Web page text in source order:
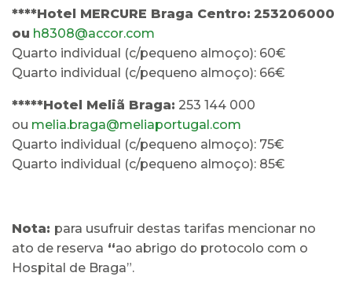
****Hotel MERCURE Braga Centro: 253206000
ou h8308@accor.com
Quarto individual (c/pequeno almoço): 60€
Quarto individual (c/pequeno almoço): 66€
*****Hotel Meliã Braga: 253 144 000
ou melia.braga@meliaportugal.com
Quarto individual (c/pequeno almoço): 75€
Quarto individual (c/pequeno almoço): 85€
Nota: para usufruir destas tarifas mencionar no
ato de reserva “ao abrigo do protocolo com o
Hospital de Braga”.